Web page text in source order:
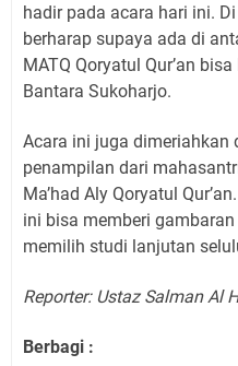
hadir pada acara hari ini.
berharap supaya ada di
MATQ Qoryatul Qur’an
Bantara Sukoharjo.
Acara ini juga dimeriahkan
penampilan dari
Ma’had Aly Qoryatul
ini bisa memberi
memilih studi lanjutan
Reporter: Ustaz Salman Al
Berbagi :